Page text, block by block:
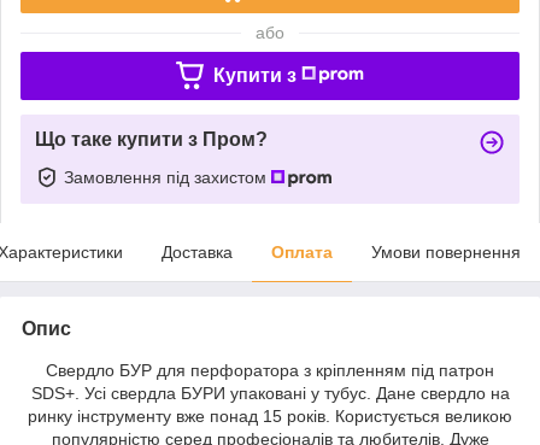
або
Купити з
Що таке купити з Пром?
Замовлення під захистом
Доставка Оплата Умови повернення
Опис
Свердло БУР для перфоратора з кріпленням під патрон
SDS+. Усі свердла БУРИ упаковані у тубус. Дане свердло на
ринку інструменту вже понад 15 років. Користується великою
популярністю серед професіоналів та любителів. Дуже